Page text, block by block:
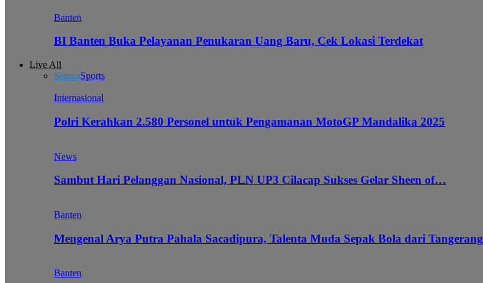
Banten
BI Banten Buka Pelayanan Penukaran Uang Baru, Cek Lokasi Terdekat
Live All
SemuaSports
Internasional
Polri Kerahkan 2.580 Personel untuk Pengamanan MotoGP Mandalika 2025
News
Sambut Hari Pelanggan Nasional, PLN UP3 Cilacap Sukses Gelar Sheen of…
Banten
Mengenal Arya Putra Pahala Sacadipura, Talenta Muda Sepak Bola dari Tangerang
Banten